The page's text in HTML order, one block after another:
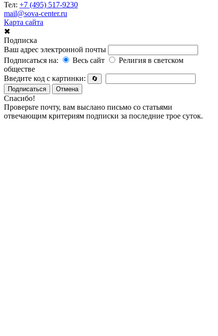
Тел: +7 (495) 517-9230
mail@sova-center.ru
Карта сайта
✖
Подписка
Ваш адрес электронной почты
Подписаться на:
Весь сайт
Религия в светском
обществе
Введите код с картинки:
🔄
Подписаться
Отмена
Спасибо!
Проверьте почту, вам выслано письмо со статьями
отвечающим критериям подписки за последние трое суток.